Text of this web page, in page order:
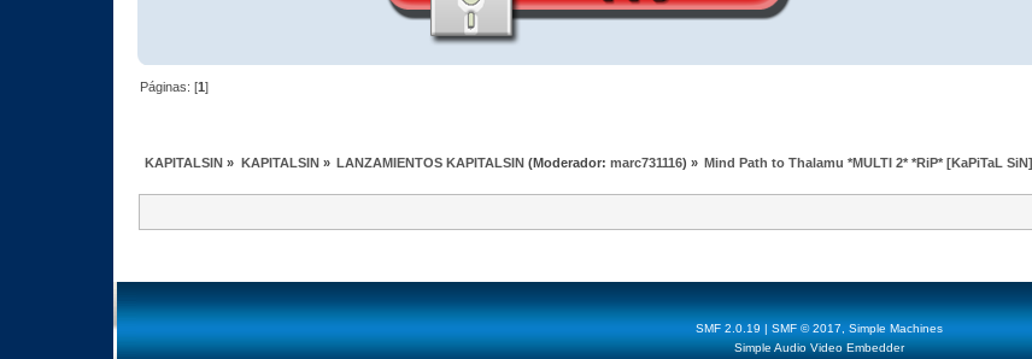
Páginas: [1]
KAPITALSIN » KAPITALSIN » LANZAMIENTOS KAPITALSIN (Moderador:marc731116) » Mind Path to Thalamu *MULTI 2* *RiP* [KaPiTaL SiN]
SMF 2.0.19 | SMF © 2017
Simple Machines
Simple Audio Video Embedder